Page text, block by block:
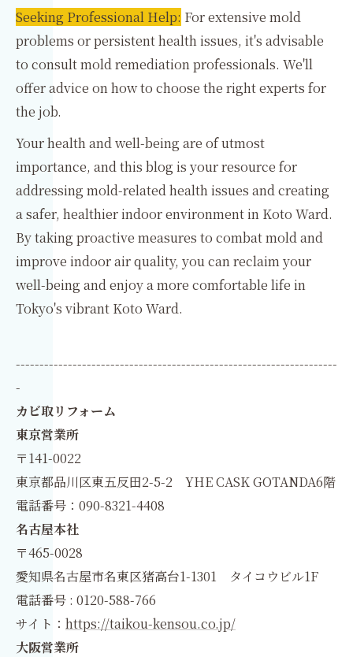
Seeking Professional Help: For extensive mold
problems or persistent health issues, it's advisable
to consult mold remediation professionals. We'll
offer advice on how to choose the right experts for
the job.
Your health and well-being are of utmost
importance, and this blog is your resource for
addressing mold-related health issues and creating
a safer, healthier indoor environment in Koto Ward.
By taking proactive measures to combat mold and
improve indoor air quality, you can reclaim your
well-being and enjoy a more comfortable life in
Tokyo's vibrant Koto Ward.
--------------------------------------------------------------------
-
カビ取リフォーム
東京営業所
〒141-0022
東京都品川区東五反田2-5-2 YHE CASK GOTANDA6階
電話番号：090-8321-4408
名古屋本社
〒465-0028
愛知県名古屋市名東区猪高台1-1301 タイコウビル1F
電話番号 : 0120-588-766
サイト： https://taikou-kensou.co.jp/
大阪営業所